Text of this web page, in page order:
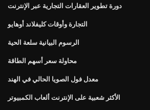
دورة تطوير العقارات التجارية عبر الإنترنت
التجارة وأوقات كليفلاند أوهايو
الرسوم البيانية سلعة الحية
محاولة سعر أسهم الطاقة
معدل فول الصويا الحالي في الهند
الأكثر شعبية على الإنترنت ألعاب الكمبيوتر